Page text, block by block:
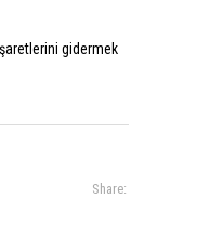
gidermek
Share: